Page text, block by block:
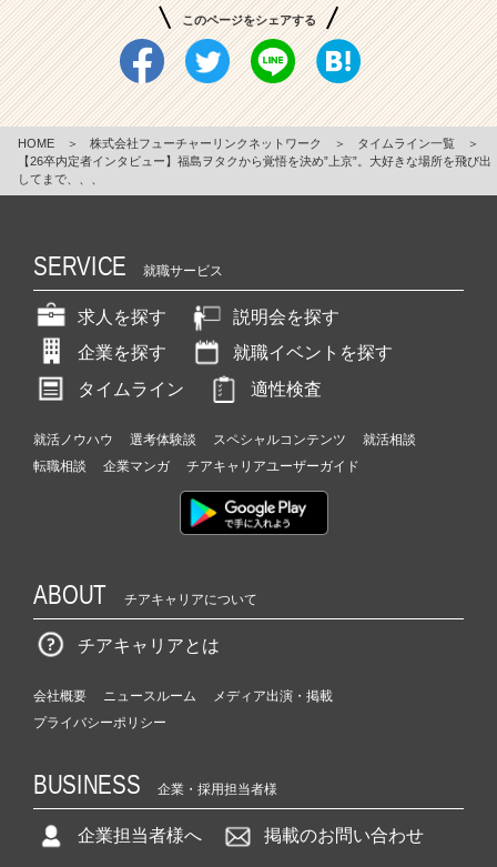
このページをシェアする
HOME ＞ 株式会社フューチャーリンクネットワーク ＞ タイムライン一覧
＞
【26卒内定者インタビュー】福島ヲタクから覚悟を決め”上京”。大好きな場所を飛び出
してまで、、、
SERVICE 就職サービス
求人を探す
説明会を探す
企業を探す
就職イベントを探す
タイムライン
適性検査
就活ノウハウ 選考体験談 スペシャルコンテンツ
就活相談
転職相談
企業マンガ チアキャリアユーザーガイド
ABOUT チアキャリアについて
チアキャリアとは
会社概要 ニュースルーム
メディア出演・掲載
プライバシーポリシー
BUSINESS 企業・採用担当者様
企業担当者様へ 掲載のお問い合わせ